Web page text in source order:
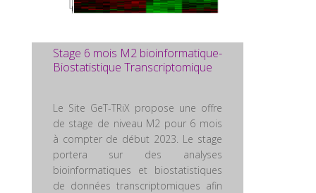
Stage 6 mois M2 bioinformatique-
Biostatistique Transcriptomique
Le Site GeT-TRiX propose une offre
de stage de niveau M2 pour 6 mois
à compter de début 2023. Le stage
portera sur des analyses
bioinformatiques et biostatistiques
de données transcriptomiques afin